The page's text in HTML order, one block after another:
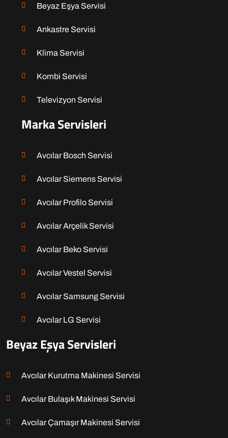
Beyaz Eşya Servisi
Ankastre Servisi
Klima Servisi
Kombi Servisi
Televizyon Servisi
Marka Servisleri
Avcılar Bosch Servisi
Avcılar Siemens Servisi
Avcılar Profilo Servisi
Avcılar Arçelik Servisi
Avcılar Beko Servisi
Avcılar Vestel Servisi
Avcılar Samsung Servisi
Avcılar LG Servisi
Beyaz Eşya Servisleri
Avcılar Kurutma Makinesi Servisi
Avcılar Bulaşık Makinesi Servisi
Avcılar Çamaşır Makinesi Servisi